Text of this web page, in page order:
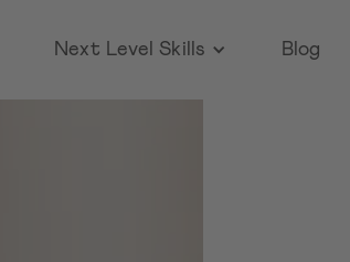
Next Level Skills Blog